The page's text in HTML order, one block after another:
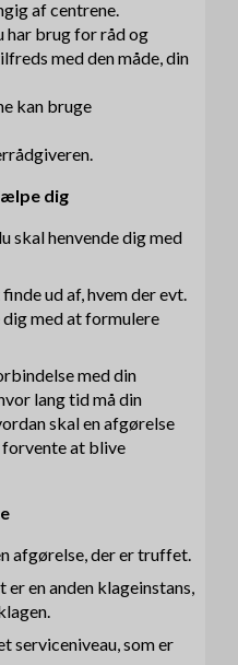
af centrene.
har brug for råd og
med den måde, din
kan bruge
dig
skal henvende dig med
ud af, hvem der evt.
med at formulere
med din
lang tid må din
skal en afgørelse
forvente at blive
afgørelse, der er truffet.
er en anden klageinstans,
serviceniveau, som er